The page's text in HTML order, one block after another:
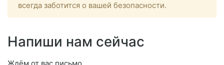
всегда заботится о вашей безопасности.
Напиши нам сейчас